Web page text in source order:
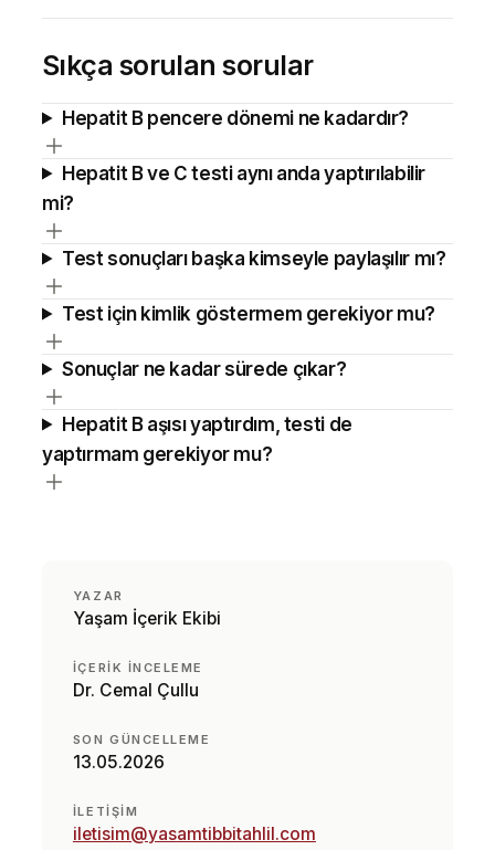
Sıkça sorulan sorular
Hepatit B pencere dönemi ne kadardır?
Hepatit B ve C testi aynı anda yaptırılabilir
mi?
Test sonuçları başka kimseyle paylaşılır mı?
Test için kimlik göstermem gerekiyor mu?
Sonuçlar ne kadar sürede çıkar?
Hepatit B aşısı yaptırdım, testi de
yaptırmam gerekiyor mu?
YAZAR
Yaşam İçerik Ekibi
İÇERIK INCELEME
Dr. Cemal Çullu
SON GÜNCELLEME
13.05.2026
İLETIŞIM
iletisim@yasamtibbitahlil.com